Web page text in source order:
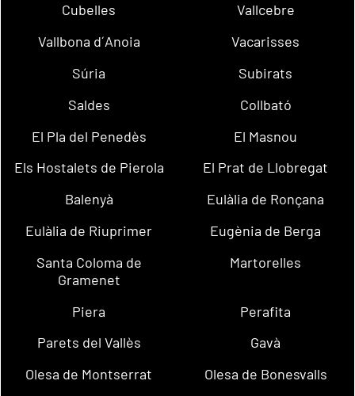
Cubelles
Vallcebre
Vallbona d´Anoia
Vacarisses
Súria
Subirats
Saldes
Collbató
El Pla del Penedès
El Masnou
Els Hostalets de Pierola
El Prat de Llobregat
Balenyà
Eulàlia de Ronçana
Eulàlia de Riuprimer
Eugènia de Berga
Santa Coloma de
Gramenet
Martorelles
Piera
Perafita
Parets del Vallès
Gavà
Olesa de Montserrat
Olesa de Bonesvalls